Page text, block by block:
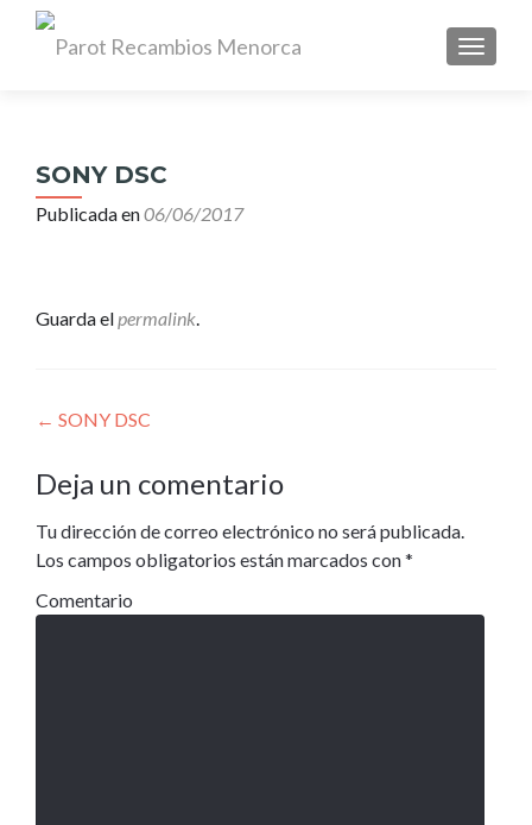
SONY DSC
Publicada en06/06/2017
Guarda elpermalink.
Navegación
de
entradas
← SONY DSC
Deja un comentario
Tu dirección de correo electrónico no será publicada.
Los campos obligatorios están marcados con*
Comentario